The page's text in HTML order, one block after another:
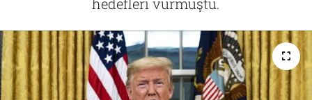
hedefleri vurmuştu.
Tarih
İletişim
Künye